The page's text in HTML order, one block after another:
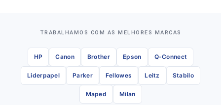
TRABALHAMOS COM AS MELHORES MARCAS
HP Canon Brother Epson Q-Connect
Liderpapel Parker Fellowes Leitz Stabilo
Maped Milan